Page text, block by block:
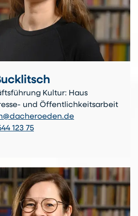
Kultur: Haus
und Öffentlichkeitsarbeit
123 75